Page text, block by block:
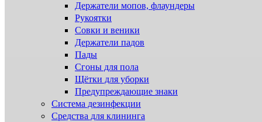
Держатели мопов, флаундеры
Рукоятки
Совки и веники
Держатели падов
Пады
Сгоны для пола
Щётки для уборки
Предупреждающие знаки
Система дезинфекции
Cредства для клининга